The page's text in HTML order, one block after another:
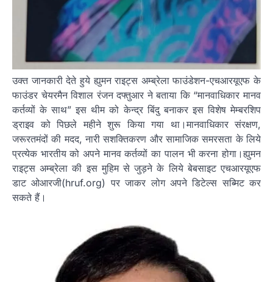
उक्त जानकारी देते हुये ह्युमन राइट्स अम्ब्रेला फाउंडेशन-एचआरयूएफ के
फाउंडर चेयरमैन विशाल रंजन दफ्तुआर ने बताया कि “मानवाधिकार मानव
कर्तव्यों के साथ” इस थीम को केन्द्र बिंदु बनाकर इस विशेष मेम्बरशिप
ड्राइव को पिछले महीने शुरू किया गया था।मानवाधिकार संरक्षण,
जरूरतमंदों की मदद, नारी सशक्तिकरण और सामाजिक समरसता के लिये
प्रत्येक भारतीय को अपने मानव कर्तव्यों का पालन भी करना होगा।ह्युमन
राइट्स अम्ब्रेला की इस मुहिम से जुड़ने के लिये बेबसाइट एचआरयूएफ
डाट ओआरजी(hruf.org) पर जाकर लोग अपने डिटेल्स सब्मिट कर
सकते हैं।